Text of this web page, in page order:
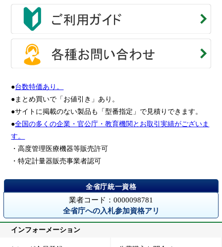
●台数特価あり。
●まとめ買いで「お値引き」あり。
●サイトに掲載のない製品も「型番指定」で見積りできます。
●全国の多くの企業・官公庁・教育機関とお取引実績がございま
す。
・高度管理医療機器等販売許可
・特定計量器販売事業者認可
業者コード：0000098781
全省庁への入札参加資格アリ
インフォーメーション